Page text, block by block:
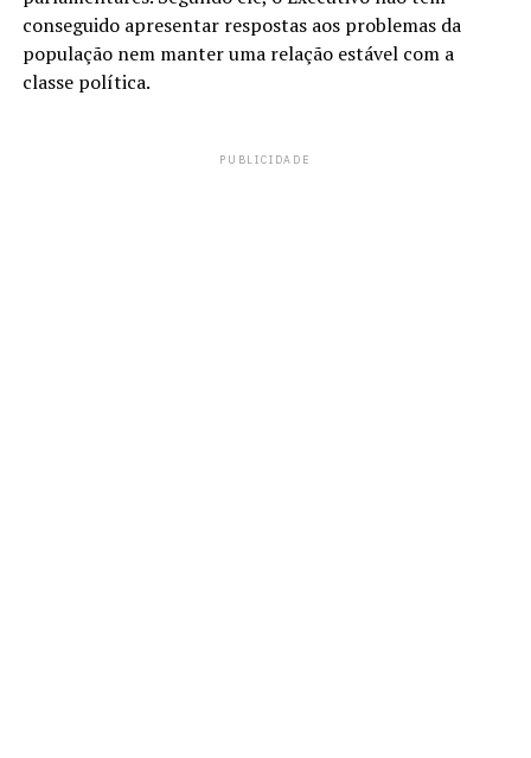
conseguido apresentar respostas aos problemas da
população nem manter uma relação estável com a
classe política.
PUBLICIDADE